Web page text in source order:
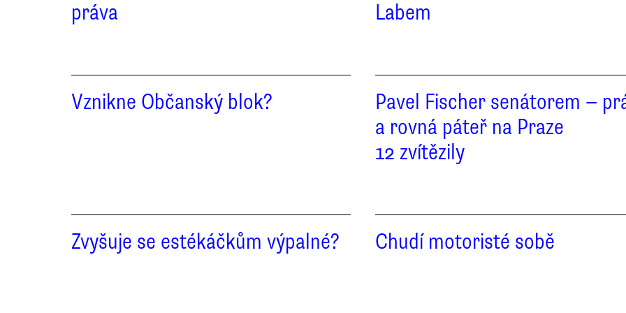
práva
Labem
Vznikne Občanský blok?
Pavel Fischer senátorem —
a rovná páteř na Praze
12 zvítězily
Zvyšuje se estékáčkům výpalné? Chudí motoristé sobě